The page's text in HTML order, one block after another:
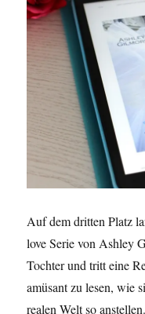
Auf dem dritten Platz
love Serie von Ashley
Tochter und tritt eine
amüsant zu lesen, wie
realen Welt so